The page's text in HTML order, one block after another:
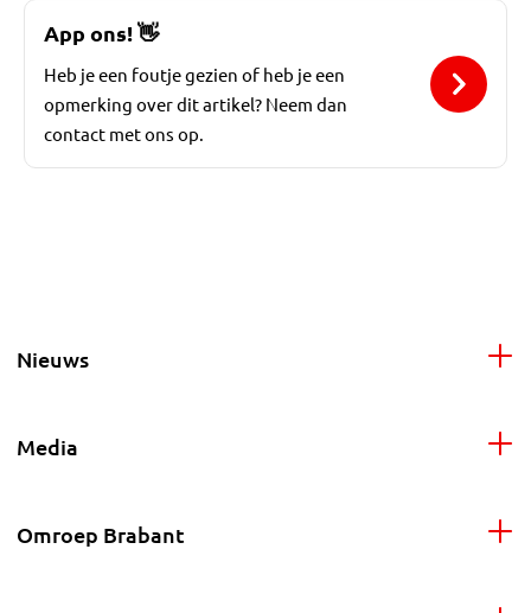
App ons!👋
Heb je een foutje gezien of heb je een
opmerking over dit artikel? Neem dan
contact met ons op.
Nieuws
Media
Omroep Brabant